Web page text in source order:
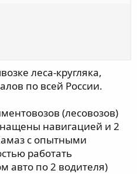
леса-кругляка,
по всей России.
(лесовозов)
навигацией и 2
с опытными
работать
авто по 2 водителя)